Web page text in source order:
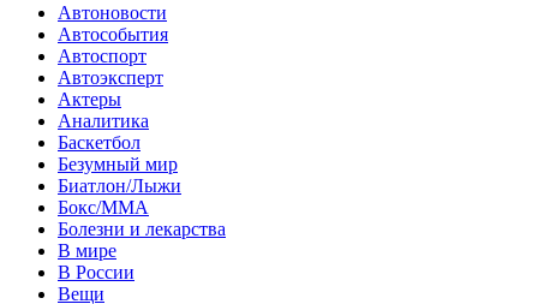
Автоновости
Автособытия
Автоспорт
Автоэксперт
Актеры
Аналитика
Баскетбол
Безумный мир
Биатлон/Лыжи
Бокс/MMA
Болезни и лекарства
В мире
В России
Вещи